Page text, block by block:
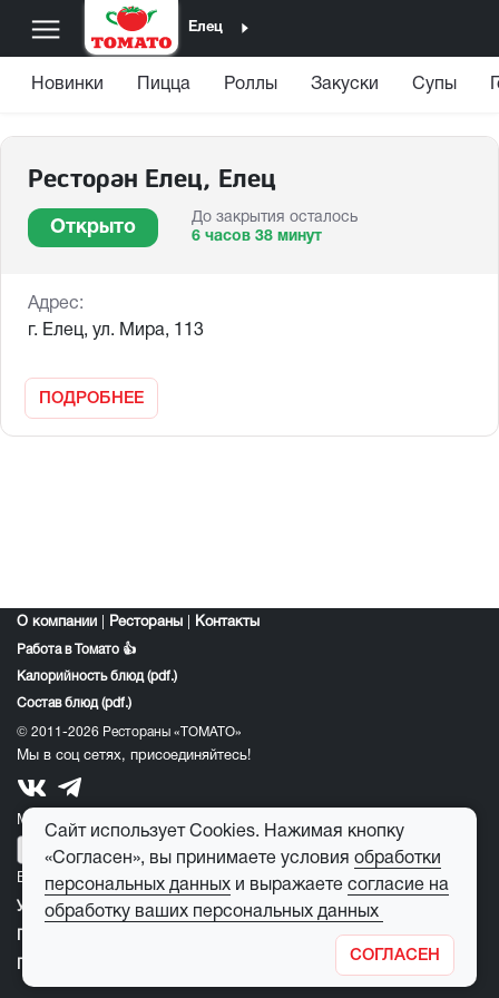
Елец
Новинки Пицца Роллы Закуски Супы
Ресторан Елец, Елец
Открыто
До закрытия осталось
6 часов 38 минут
Адрес:
г. Елец, ул. Мира, 113
ПОДРОБНЕЕ
О компании Рестораны Контакты
Работа в Томато 👍
Калорийность блюд (pdf.)
Состав блюд (pdf.)
© 2011-2026 Рестораны «ТОМАТО»
Мы в соц сетях, присоединяйтесь!
Мобильное приложение томато:
E-mail для обратной связи: feedback@tomato-pizza.ru
Условия обработки персональных данных
Сайт использует Cookies. Нажимая кнопку
«Согласен», вы принимаете условия обработки
персональных данных и выражаете согласие на
обработку ваших персональных данных
СОГЛАСЕН